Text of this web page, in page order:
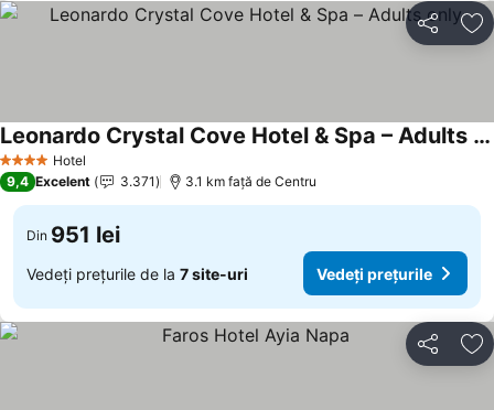
Distribuiți
4 Stele Hotel
Leonardo Crystal Cove Hotel & Spa – Adults only
Vedeți prețurile
9,4 Excelent 3.371 3.1 km faţă de Centru
Din 951 lei
Vedeți prețurile de la 7 site-uri Vedeți prețurile
Distribuiți